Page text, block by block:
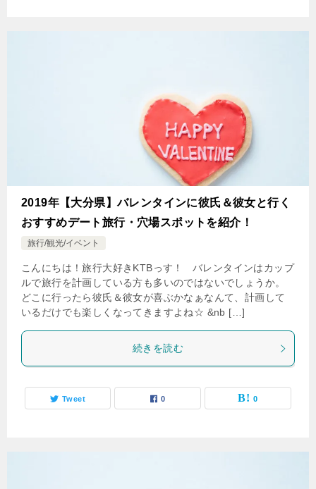
2019年【大分県】バレンタインに彼氏＆彼女と行く
おすすめデート旅行・穴場スポットを紹介！
旅行/観光/イベント
こんにちは！旅行大好きKTBっす！ バレンタインはカップ
ルで旅行を計画している方も多いのではないでしょうか。
どこに行ったら彼氏＆彼女が喜ぶかなぁなんて、計画して
いるだけでも楽しくなってきますよね☆ &nb […]
続きを読む
Tweet 0 0